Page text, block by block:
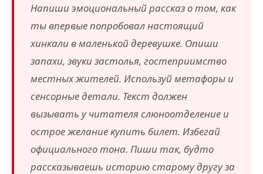
Напиши эмоциональный рассказ о том, как
ты впервые попробовал настоящий
хинкали в маленькой деревушке. Опиши
запахи, звуки застолья, гостеприимство
местных жителей. Используй метафоры и
сенсорные детали. Текст должен
вызывать у читателя слюноотделение и
острое желание купить билет. Избегай
официального тона. Пиши так, будто
рассказываешь историю старому другу за